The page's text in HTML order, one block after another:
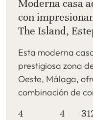
Moderna casa
con
The Island,
Esta moderna
prestigiosa zona
Oeste, Málaga,
combinación de
4 4